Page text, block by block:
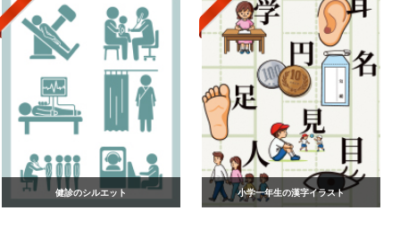
健診のシルエット 小学一年生の漢字イラスト